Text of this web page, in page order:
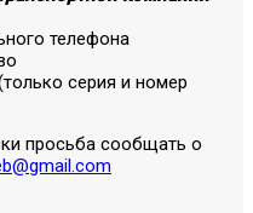
телефона
серия и номер
просьба сообщать о